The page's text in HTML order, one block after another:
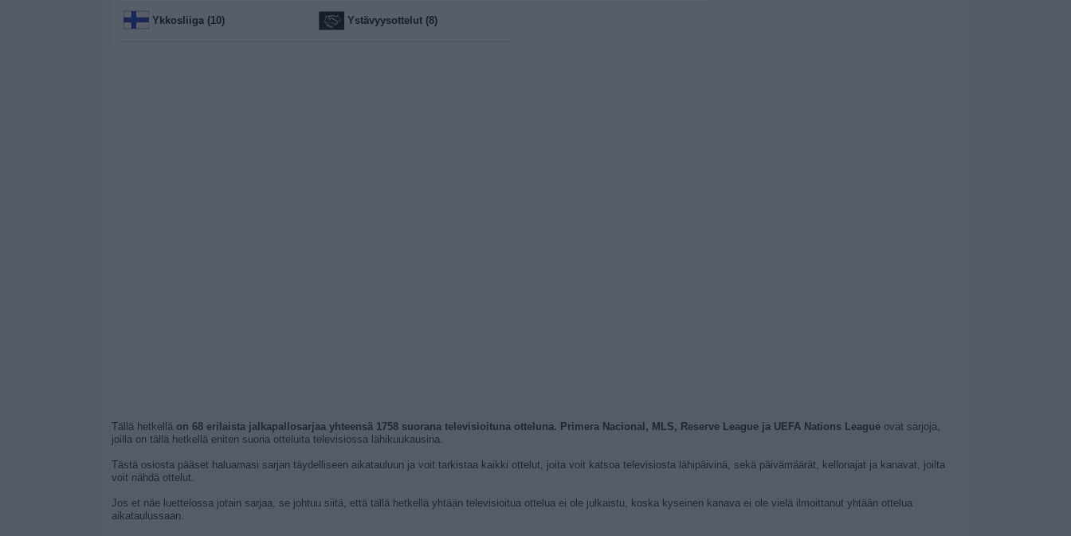
Ykkosliiga (10) Ystävyysottelut (8)
Tällä hetkellä on 68 erilaista jalkapallosarjaa yhteensä 1758 suorana televisioituna otteluna. Primera Nacional, MLS, Reserve League ja UEFA Nations Leagueovat sarjoja,
joilla on tällä hetkellä eniten suoria otteluita televisiossa lähikuukausina.
Tästä osiosta pääset haluamasi sarjan täydelliseen aikatauluun ja voit tarkistaa kaikki ottelut, joita voit katsoa televisiosta lähipäivinä, sekä päivämäärät, kellonajat ja kanavat, joilta
voit nähdä ottelut.
Jos et näe luettelossa jotain sarjaa, se johtuu siitä, että tällä hetkellä yhtään televisioitua ottelua ei ole julkaistu, koska kyseinen kanava ei ole vielä ilmoittanut yhtään ottelua
aikataulussaan.